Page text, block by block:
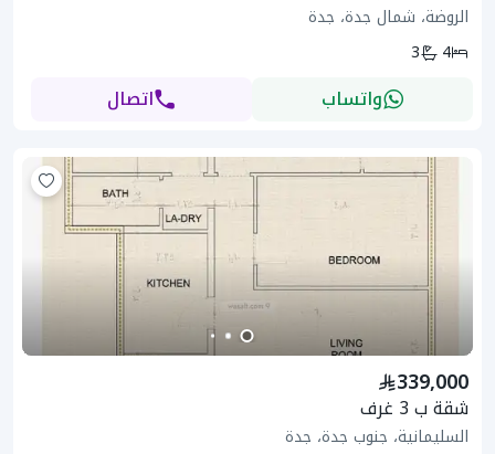
الروضة، شمال جدة، جدة
4
3
واتساب اتصال
339,000
شقة ب 3 غرف
السليمانية، جنوب جدة، جدة